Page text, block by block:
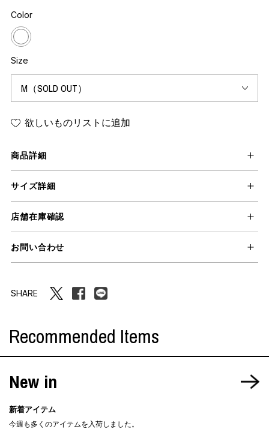
Color
Size
欲しいものリストに追加
商品詳細
サイズ詳細
店舗在庫確認
お問い合わせ
SHARE
Recommended Items
New in
新着アイテム
今週も多くのアイテムを入荷しました。